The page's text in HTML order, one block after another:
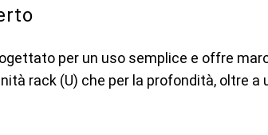
per un uso semplice e offre
rack (U) che per la profondità, oltre a